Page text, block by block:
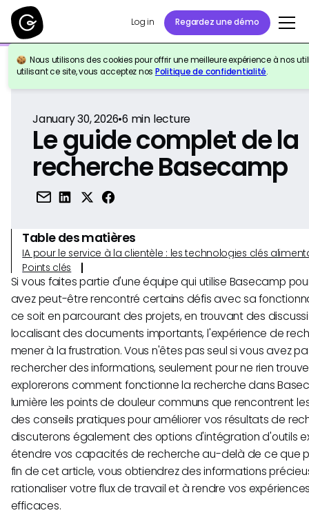
Log in Regardez une démo
Nous utilisons des cookies pour offrir une meilleure expérience à nos
utilisant ce site, vous acceptez nos Politique de confidentialité.
Retour à la référence
January 30, 2026•6 min lecture
Le guide complet de la
recherche Basecamp
Table des matières
IA pour le service à la clientèle : les technologies clés
Points clés
Si vous faites partie d'une équipe qui utilise Basecamp
avez peut-être rencontré certains défis avec sa
ce soit en parcourant des projets, en trouvant des
localisant des documents importants, l'expérience de
mener à la frustration. Vous n'êtes pas seul si vous avez
rechercher des informations, seulement pour ne rien
explorerons comment fonctionne la recherche dans
lumière les points de douleur communs que rencontrent
des conseils pratiques pour améliorer vos résultats de
discuterons également des options d'intégration d'outils
étendre vos capacités de recherche au-delà de ce que
fin de cet article, vous obtiendrez des informations
rationaliser votre flux de travail et à rendre vos
efficaces.